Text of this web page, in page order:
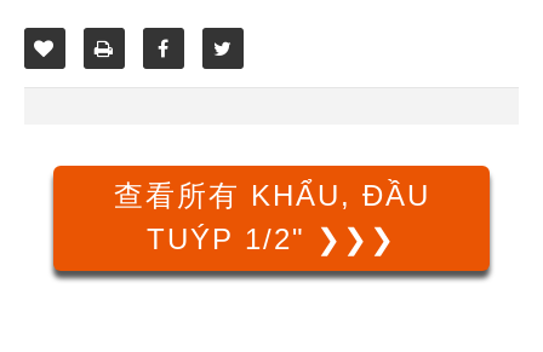
查看所有 KHẨU, ĐẦU
TUÝP 1/2" ❯❯❯